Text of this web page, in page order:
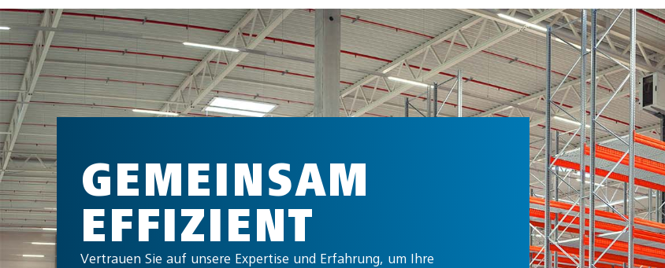
GEMEINSAM
EFFIZIENT
Vertrauen Sie auf unsere Expertise und Erfahrung, um Ihre